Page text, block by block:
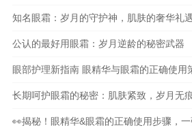
知名眼霜：岁月的守护神，肌肤的奢华礼
公认的最好用眼霜：岁月逆龄的秘密武器
眼部护理新指南 眼精华与眼霜的正确使用
长期呵护眼霜的秘密：肌肤紧致，岁月无
👀揭秘！眼精华&眼霜的正确使用步骤，